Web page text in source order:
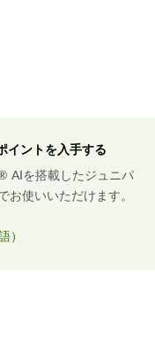
イントを入手する
AIを搭載したジュニパ
お使いいただけます。
）